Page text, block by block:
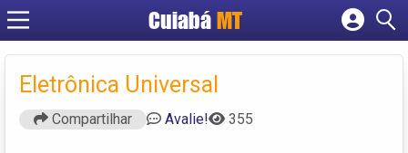
Cuiabá MT
Cadastrar empresa
Criar conta
Eletrônica Universal
Compartilhar Avalie! 355